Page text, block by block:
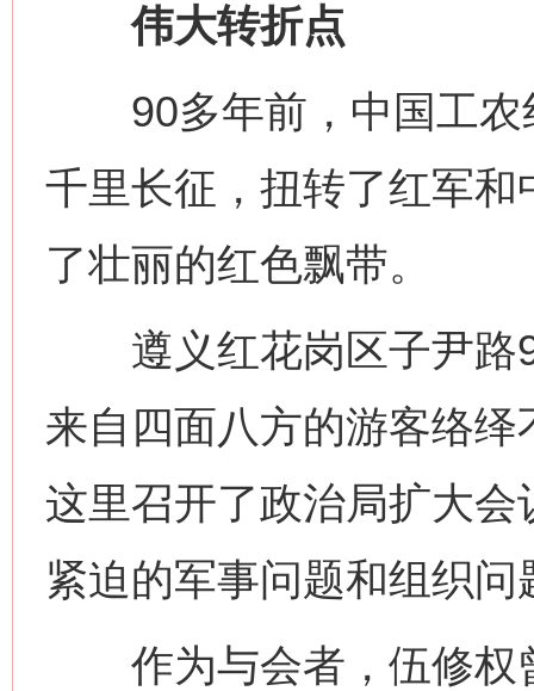
伟大转折点
90多年前，中国工农
千里长征，扭转了红军
了壮丽的红色飘带。
遵义红花岗区子尹路
来自四面八方的游客络
这里召开了政治局扩大
紧迫的军事问题和组织问
作为与会者，伍修权